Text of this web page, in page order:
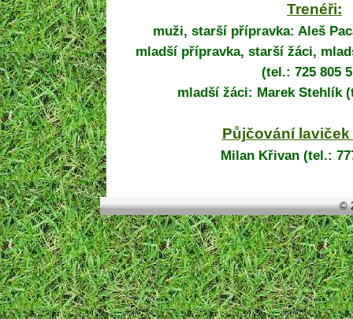
Trenéři:
muži, starší přípravka: Aleš
mladší přípravka, starší žáci,
(tel.: 725 805
mladší žáci: Marek Stehlík
Půjčování
Milan Křivan (tel.:
©